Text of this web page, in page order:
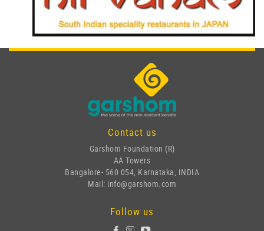
Contact us
Garshom Foundation (R)
AA Towers
Bangalore- 560 054, Karnataka, INDIA
Mail: info@garshom.com
Follow us